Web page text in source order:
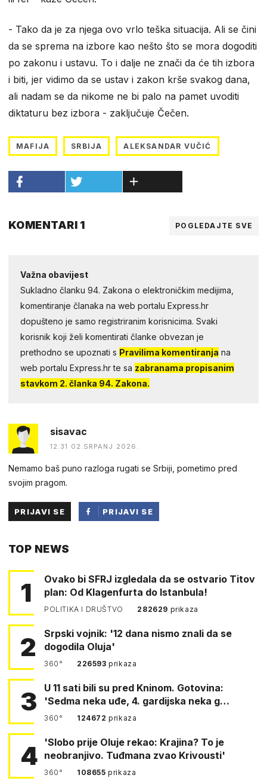
- Tako da je za njega ovo vrlo teška situacija. Ali se čini
da se sprema na izbore kao nešto što se mora dogoditi
po zakonu i ustavu. To i dalje ne znači da će tih izbora
i biti, jer vidimo da se ustav i zakon krše svakog dana,
ali nadam se da nikome ne bi palo na pamet uvoditi
diktaturu bez izbora - zaključuje Čečen.
MAFIJA SRBIJA ALEKSANDAR VUČIĆ
KOMENTARI 1 POGLEDAJTE SVE
Važna obavijest
Sukladno članku 94. Zakona o elektroničkim medijima,
komentiranje članaka na web portalu Express.hr
dopušteno je samo registriranim korisnicima. Svaki
korisnik koji želi komentirati članke obvezan je
prethodno se upoznati s Pravilima komentiranja na
web portalu Express.hr te sa zabranama propisanim
stavkom 2. članka 94. Zakona.
sisavac
12:31 02.SRPANJ 2026.
Nemamo baš puno razloga rugati se Srbiji, pometimo pred
svojim pragom.
PRIJAVI SE
PRIJAVI SE
TOP NEWS
1
Ovako bi SFRJ izgledala da se ostvario Titov
plan: Od Klagenfurta do Istanbula!
POLITIKA I DRUŠTVO 282629 prikaza
2
Srpski vojnik: '12 dana nismo znali da se
dogodila Oluja'
360° 226593prikaza
3
U 11 sati bili su pred Kninom. Gotovina:
'Sedma neka uđe, 4. gardijska neka g…
360° 124672prikaza
4
'Slobo prije Oluje rekao: Krajina? To je
neobranjivo. Tuđmana zvao Krivousti'
360° 108655prikaza